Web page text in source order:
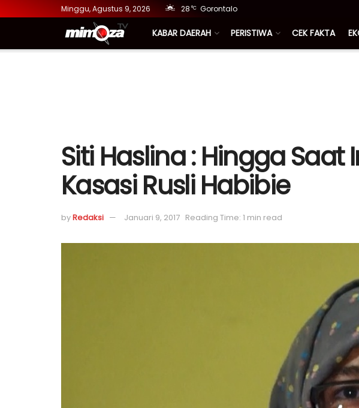
Minggu, Agustus 9, 2026 28 °C Gorontalo
KABAR DAERAH PERISTIWA CEK FAKTA
Siti Haslina : Hingga
Kasasi Rusli Habibie
byRedaksi Januari 9, 2017 Reading Time: 1 min read